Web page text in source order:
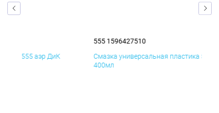
Смазка универсальная пластика 555 аэр ПхВ